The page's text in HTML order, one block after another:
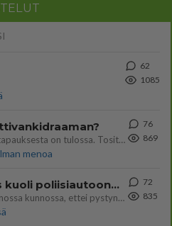
62
1085
Uusi draamasarja järkyttävästä tapauksesta on tulossa. Tositapahtumiin perustuva sarja ammentaa vuoden 1986 Mikkelin pan
menoa
76
869
Iäkäs Jämsäläinen mies kuoli poliisiautoon matkalla Jyväskylän putkaan
Iäkäs vanhus humalassa niin huonossa kunnossa, ettei pystynyt huolehtimaan itsestään niin ainoa apu sillä hetkellä oli
72
835